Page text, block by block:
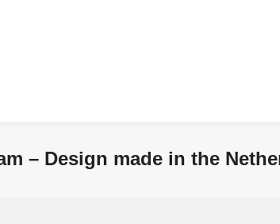
– Design made in the